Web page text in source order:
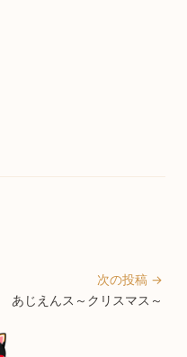
次の投稿 →
あじえんス～クリスマス～